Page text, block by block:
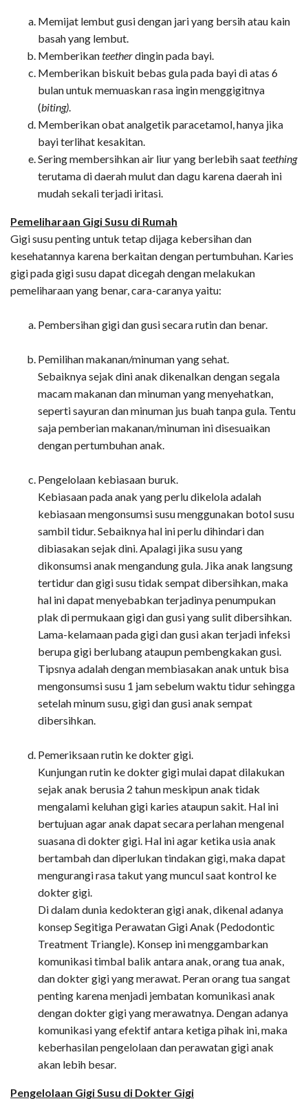
Memijat lembut gusi dengan jari yang bersih atau kain
basah yang lembut.
Memberikanteetherdingin pada bayi.
Memberikan biskuit bebas gula pada bayi di atas 6
bulan untuk memuaskan rasa ingin menggigitnya
(biting).
Memberikan obat analgetik paracetamol, hanya jika
bayi terlihat kesakitan.
Sering membersihkan air liur yang berlebih saatteething
terutama di daerah mulut dan dagu karena daerah ini
mudah sekali terjadi iritasi.
Pemeliharaan Gigi Susu di Rumah
Gigi susu penting untuk tetap dijaga kebersihan dan
kesehatannya karena berkaitan dengan pertumbuhan. Karies
gigi pada gigi susu dapat dicegah dengan melakukan
pemeliharaan yang benar, cara-caranya yaitu:
Pembersihan gigi dan gusi secara rutin dan benar.
Pemilihan makanan/minuman yang sehat.
Sebaiknya sejak dini anak dikenalkan dengan segala
macam makanan dan minuman yang menyehatkan,
seperti sayuran dan minuman jus buah tanpa gula. Tentu
saja pemberian makanan/minuman ini disesuaikan
dengan pertumbuhan anak.
Pengelolaan kebiasaan buruk.
Kebiasaan pada anak yang perlu dikelola adalah
kebiasaan mengonsumsi susu menggunakan botol susu
sambil tidur. Sebaiknya hal ini perlu dihindari dan
dibiasakan sejak dini. Apalagi jika susu yang
dikonsumsi anak mengandung gula. Jika anak langsung
tertidur dan gigi susu tidak sempat dibersihkan, maka
hal ini dapat menyebabkan terjadinya penumpukan
plak di permukaan gigi dan gusi yang sulit dibersihkan.
Lama-kelamaan pada gigi dan gusi akan terjadi infeksi
berupa gigi berlubang ataupun pembengkakan gusi.
Tipsnya adalah dengan membiasakan anak untuk bisa
mengonsumsi susu 1 jam sebelum waktu tidur sehingga
setelah minum susu, gigi dan gusi anak sempat
dibersihkan.
Pemeriksaan rutin ke dokter gigi.
Kunjungan rutin ke dokter gigi mulai dapat dilakukan
sejak anak berusia 2 tahun meskipun anak tidak
mengalami keluhan gigi karies ataupun sakit. Hal ini
bertujuan agar anak dapat secara perlahan mengenal
suasana di dokter gigi. Hal ini agar ketika usia anak
bertambah dan diperlukan tindakan gigi, maka dapat
mengurangi rasa takut yang muncul saat kontrol ke
dokter gigi.
Di dalam dunia kedokteran gigi anak, dikenal adanya
konsep Segitiga Perawatan Gigi Anak (Pedodontic
Treatment Triangle). Konsep ini menggambarkan
komunikasi timbal balik antara anak, orang tua anak,
dan dokter gigi yang merawat. Peran orang tua sangat
penting karena menjadi jembatan komunikasi anak
dengan dokter gigi yang merawatnya. Dengan adanya
komunikasi yang efektif antara ketiga pihak ini, maka
keberhasilan pengelolaan dan perawatan gigi anak
akan lebih besar.
Pengelolaan Gigi Susu di Dokter Gigi